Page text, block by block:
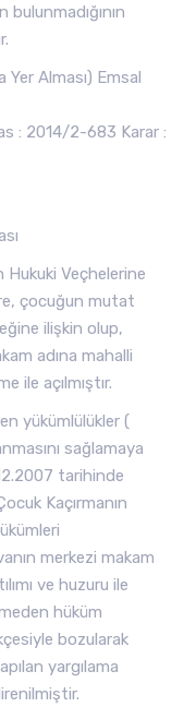
Yer Alması) Emsal
: 2014/2-683 Karar :
Hukuki Veçhelerine
çocuğun mutat
ilişkin olup,
adına mahalli
ile açılmıştır.
yükümlülükler (
sağlamaya
tarihinde
Kaçırmanın
merkezi makam
ve huzuru ile
hüküm
bozularak
yargılama